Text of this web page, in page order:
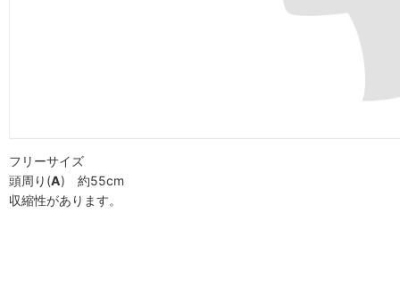
フリーサイズ
頭周り(A) 約55cm
収縮性があります。